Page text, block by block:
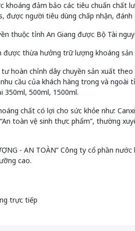
khoáng đảm bảo các tiêu chuẩn chất
được người tiêu dùng chấp nhận,
thuộc tỉnh An Giang được Bộ Tài
thừa hưởng trữ lượng khoáng
hoàn chỉnh dây chuyền sản xuất
cầu của khách hàng trong và ngoài
350ml, 500ml, 1500ml.
chất có lợi cho sức khỏe như:
toàn vệ sinh thực phẩm”, thường
- AN TOÀN” Công ty cổ phần
cao.
trực tiếp